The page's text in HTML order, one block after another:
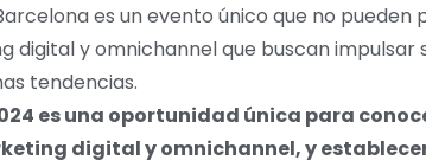
es un evento único que no
digital y omnichannel que buscan impulsar
tendencias.
es una oportunidad única para
digital y omnichannel, y